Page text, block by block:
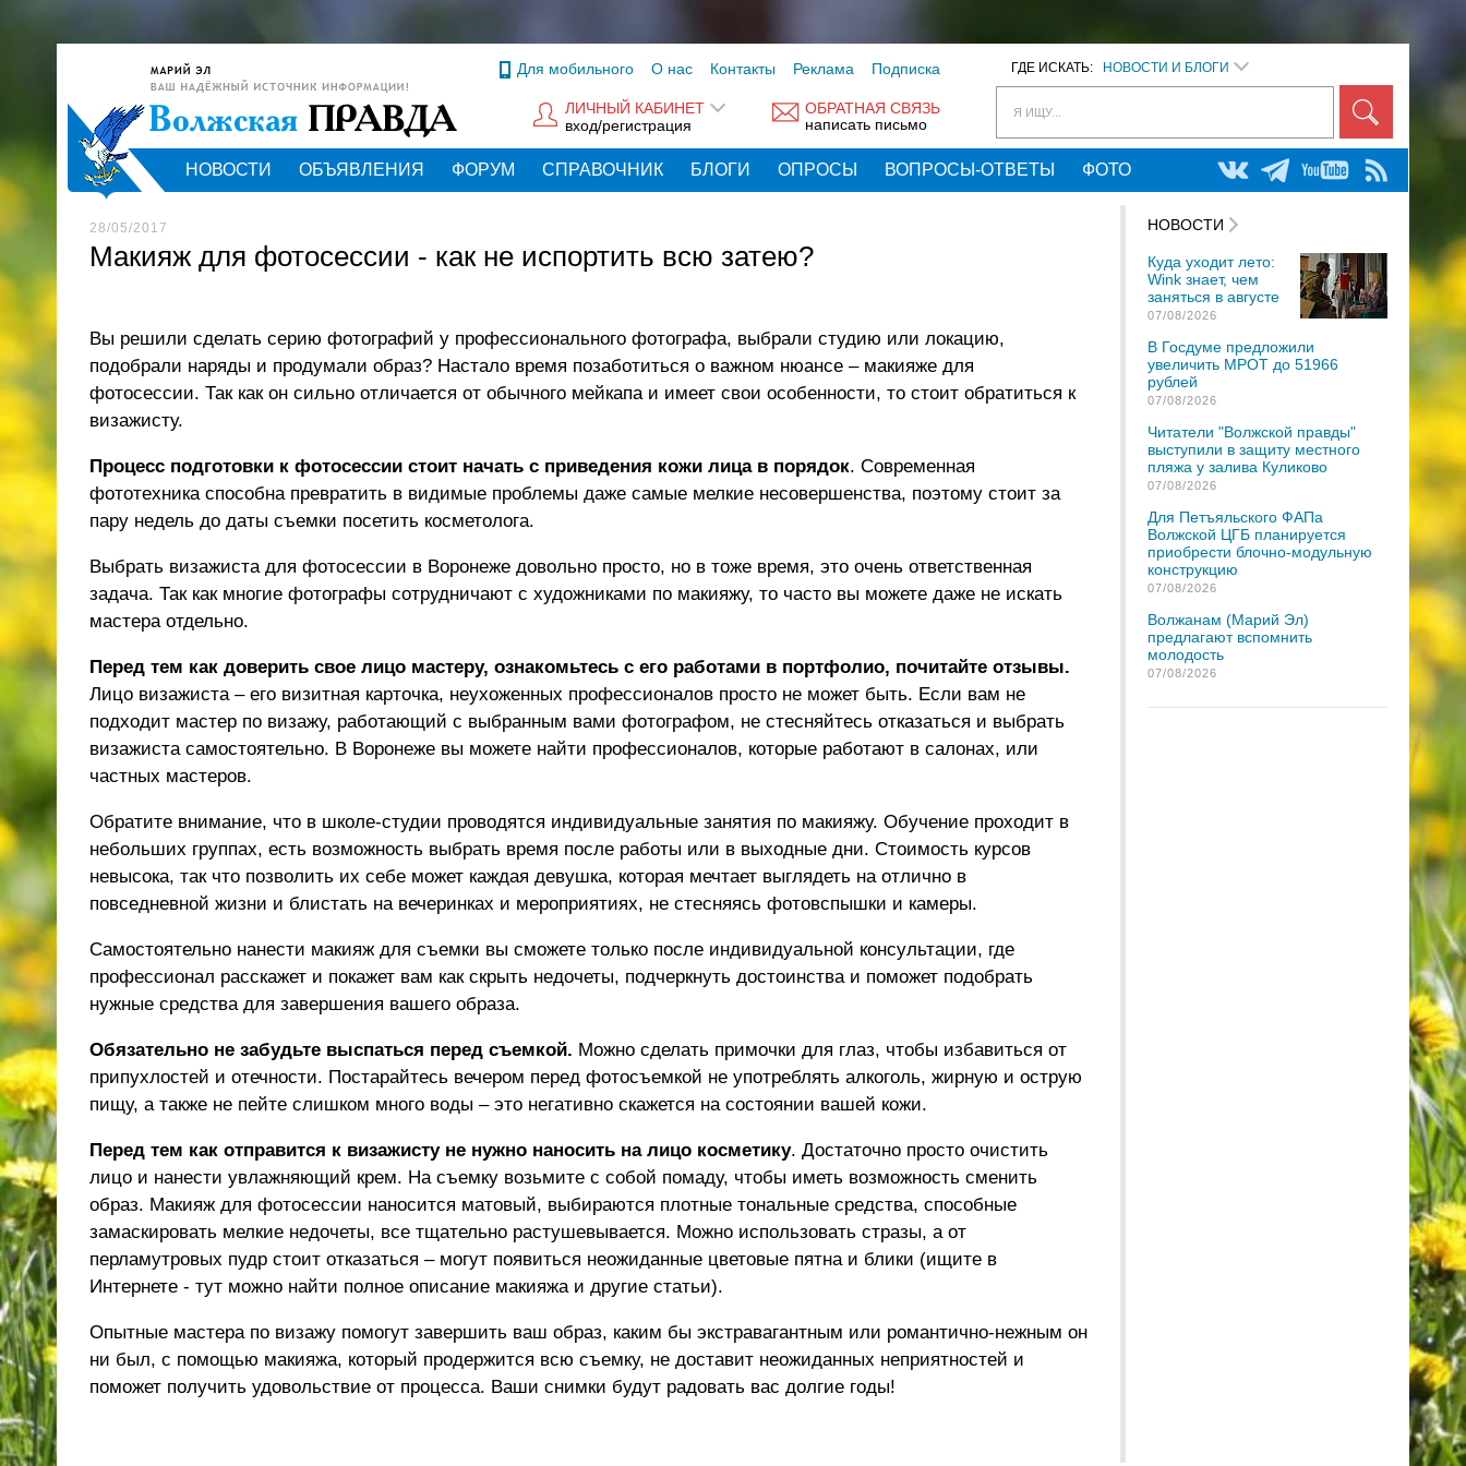
ГДЕ ИСКАТЬ: НОВОСТИ И БЛОГИ
Я ИЩУ...
Для мобильного О нас Контакты Реклама Подписка
ОБРАТНАЯ СВЯЗЬ
написать письмо
ЛИЧНЫЙ КАБИНЕТ
вход/регистрация
НОВОСТИ ОБЪЯВЛЕНИЯ ФОРУМ СПРАВОЧНИК БЛОГИ ОПРОСЫ ВОПРОСЫ-ОТВЕТЫ ФОТО
28/05/2017
Макияж для фотосессии - как не испортить всю затею?
Вы решили сделать серию фотографий у профессионального фотографа, выбрали студию или локацию,
подобрали наряды и продумали образ? Настало время позаботиться о важном нюансе – макияже для
фотосессии. Так как он сильно отличается от обычного мейкапа и имеет свои особенности, то стоит обратиться к
визажисту.
Процесс подготовки к фотосессии стоит начать с приведения кожи лица в порядок. Современная
фототехника способна превратить в видимые проблемы даже самые мелкие несовершенства, поэтому стоит за
пару недель до даты съемки посетить косметолога.
Выбрать визажиста для фотосессии в Воронеже довольно просто, но в тоже время, это очень ответственная
задача. Так как многие фотографы сотрудничают с художниками по макияжу, то часто вы можете даже не искать
мастера отдельно.
Перед тем как доверить свое лицо мастеру, ознакомьтесь с его работами в портфолио, почитайте отзывы.
Лицо визажиста – его визитная карточка, неухоженных профессионалов просто не может быть. Если вам не
подходит мастер по визажу, работающий с выбранным вами фотографом, не стесняйтесь отказаться и выбрать
визажиста самостоятельно. В Воронеже вы можете найти профессионалов, которые работают в салонах, или
частных мастеров.
Обратите внимание, что в школе-студии проводятся индивидуальные занятия по макияжу. Обучение проходит в
небольших группах, есть возможность выбрать время после работы или в выходные дни. Стоимость курсов
невысока, так что позволить их себе может каждая девушка, которая мечтает выглядеть на отлично в
повседневной жизни и блистать на вечеринках и мероприятиях, не стесняясь фотовспышки и камеры.
Самостоятельно нанести макияж для съемки вы сможете только после индивидуальной консультации, где
профессионал расскажет и покажет вам как скрыть недочеты, подчеркнуть достоинства и поможет подобрать
нужные средства для завершения вашего образа.
Обязательно не забудьте выспаться перед съемкой. Можно сделать примочки для глаз, чтобы избавиться от
припухлостей и отечности. Постарайтесь вечером перед фотосъемкой не употреблять алкоголь, жирную и острую
пищу, а также не пейте слишком много воды – это негативно скажется на состоянии вашей кожи.
Перед тем как отправится к визажисту не нужно наносить на лицо косметику. Достаточно просто очистить
лицо и нанести увлажняющий крем. На съемку возьмите с собой помаду, чтобы иметь возможность сменить
образ. Макияж для фотосессии наносится матовый, выбираются плотные тональные средства, способные
замаскировать мелкие недочеты, все тщательно растушевывается. Можно использовать стразы, а от
перламутровых пудр стоит отказаться – могут появиться неожиданные цветовые пятна и блики (ищите в
Интернете - тут можно найти полное описание макияжаи другие статьи).
Опытные мастера по визажу помогут завершить ваш образ, каким бы экстравагантным или романтично-нежным он
ни был, с помощью макияжа, который продержится всю съемку, не доставит неожиданных неприятностей и
поможет получить удовольствие от процесса. Ваши снимки будут радовать вас долгие годы!
НОВОСТИ
Куда уходит лето:
Wink знает, чем
заняться в августе
07/08/2026
В Госдуме предложили
увеличить МРОТ до 51966
рублей
07/08/2026
Читатели "Волжской правды"
выступили в защиту местного
пляжа у залива Куликово
07/08/2026
Для Петъяльского ФАПа
Волжской ЦГБ планируется
приобрести блочно-модульную
конструкцию
07/08/2026
Волжанам (Марий Эл)
предлагают вспомнить
молодость
07/08/2026